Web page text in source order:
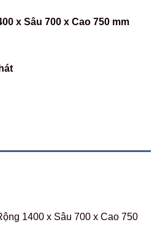
x Sâu 700 x Cao 750 mm
1400 x Sâu 700 x Cao 750